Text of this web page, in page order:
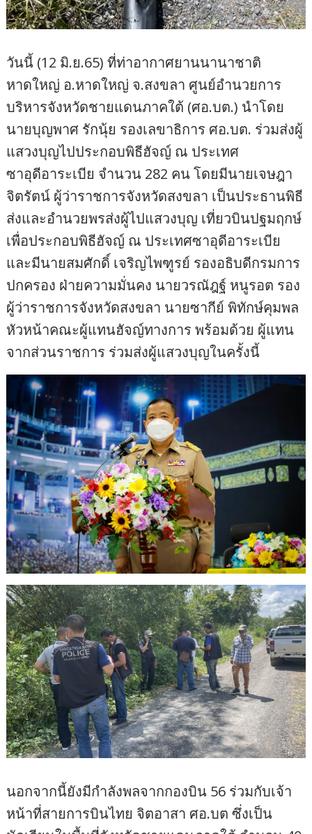
วันนี้ (12 มิ.ย.65) ที่ท่าอากาศยานนานาชาติ
หาดใหญ่ อ.หาดใหญ่ จ.สงขลา ศูนย์อำนวยการ
บริหารจังหวัดชายแดนภาคใต้ (ศอ.บต.) นำโดย
นายบุญพาศ รักนุ้ย รองเลขาธิการ ศอ.บต. ร่วมส่งผู้
แสวงบุญไปประกอบพิธีฮัจญ์ ณ ประเทศ
ซาอุดีอาระเบีย จำนวน 282 คน โดยมีนายเจษฎา
จิตรัตน์ ผู้ว่าราชการจังหวัดสงขลา เป็นประธานพิธี
ส่งและอำนวยพรส่งผู้ไปแสวงบุญ เที่ยวบินปฐมฤกษ์
เพื่อประกอบพิธีฮัจญ์ ณ ประเทศซาอุดีอาระเบีย
และมีนายสมศักดิ์ เจริญไพฑูรย์ รองอธิบดีกรมการ
ปกครอง ฝ่ายความมั่นคง นายวรณัฎฐ์ หนูรอต รอง
ผู้ว่าราชการจังหวัดสงขลา นายซากีย์ พิทักษ์คุมพล
หัวหน้าคณะผู้แทนฮัจญ์ทางการ พร้อมด้วย ผู้แทน
จากส่วนราชการ ร่วมส่งผู้แสวงบุญในครั้งนี้
นอกจากนี้ยังมีกำลังพลจากกองบิน 56 ร่วมกับเจ้า
หน้าที่สายการบินไทย จิตอาสา ศอ.บต ซึ่งเป็น